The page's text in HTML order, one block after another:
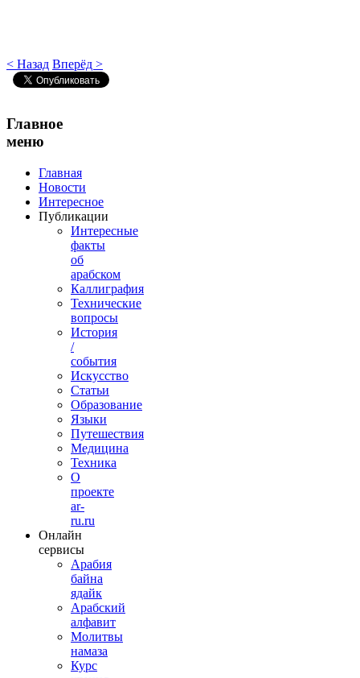
< Назад Вперёд >
Главное
меню
Главная
Новости
Интересное
Публикации
Интересные
факты
об
арабском
Каллиграфия
Технические
вопросы
История
/
события
Искусство
Статьи
Образование
Языки
Путешествия
Медицина
Техника
О
проекте
ar-
ru.ru
Онлайн
сервисы
Арабия
байна
ядайк
Арабский
алфавит
Молитвы
намаза
Курс